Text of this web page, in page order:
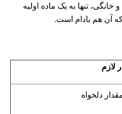
خانگی، تنها به یک ماده اولیه
آن هم بادام است.
لازم
دلخواه